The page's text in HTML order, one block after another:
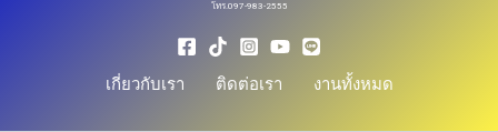
โทร.097-983-2555
เกี่ยวกับเรา ติดต่อเรา งานทั้งหมด